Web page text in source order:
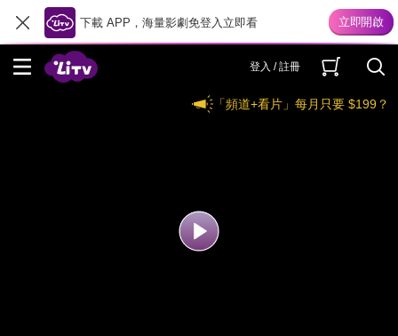
下載 APP，海量影劇免登入立即看
登入 / 註冊
「頻道+看片」每月只要 $199？